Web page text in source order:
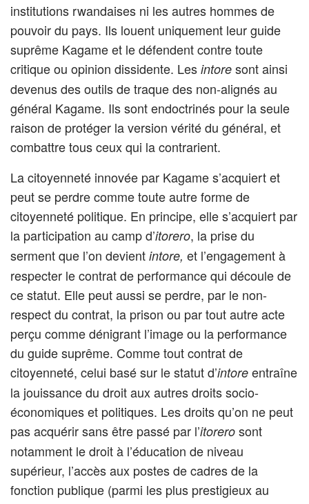
institutions rwandaises ni les autres hommes de
pouvoir du pays. Ils louent uniquement leur guide
suprême Kagame et le défendent contre toute
critique ou opinion dissidente. Les intore sont ainsi
devenus des outils de traque des non-alignés au
général Kagame. Ils sont endoctrinés pour la seule
raison de protéger la version vérité du général, et
combattre tous ceux qui la contrarient.
La citoyenneté innovée par Kagame s’acquiert et
peut se perdre comme toute autre forme de
citoyenneté politique. En principe, elle s’acquiert par
la participation au camp d’itorero, la prise du
serment que l’on devient intore, et l’engagement à
respecter le contrat de performance qui découle de
ce statut. Elle peut aussi se perdre, par le non-
respect du contrat, la prison ou par tout autre acte
perçu comme dénigrant l’image ou la performance
du guide suprême. Comme tout contrat de
citoyenneté, celui basé sur le statut d’intore entraîne
la jouissance du droit aux autres droits socio-
économiques et politiques. Les droits qu’on ne peut
pas acquérir sans être passé par l’itorero sont
notamment le droit à l’éducation de niveau
supérieur, l’accès aux postes de cadres de la
fonction publique (parmi les plus prestigieux au